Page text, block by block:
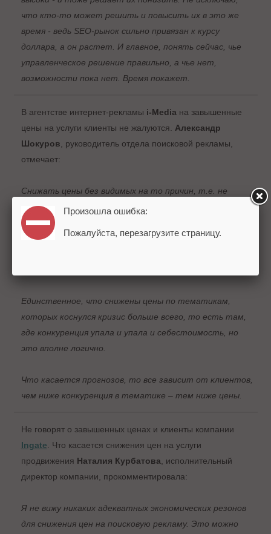
что кто-то может решить и повысить их в это же
время - ведь SEO-рынок сильно привязан к курсу
доллара, а он растет. И главное, понять сейчас, чье
управленческое решение правильно, а чье нет,
возможности пока нет. Время покажет.
В агентстве интернет-рекламы i-Media на завышенные
цены на услуги клиенты не жалуются. Александр
Шокуров , руководитель отдела поисковой рекламы,
отмечает:
Снижать цены без видимых на то причин, т.е. не
обеспечивая нужную рентабельность, мы не будем.
Правильно снижать цены, когда себестоимость услуги
упала. Когда себестоимость услуги на прежнем уровне
Единственное, что снижены цены по тематикам,
которых коснулся кризис больше всего, то есть там,
где конкуренция упала и упала и себестоимость, но
это вполне логично.
Что касается прогнозов, то все зависит от клиентов,
чем ниже конкуренция в тематике – тем ниже цены.
Не говорят о завышенных ценах и клиенты компании
Ingate . Что касается снижения цен на услуги
продвижения Наталия Курбатова , исполнительный
директор компании, прокомментировала:
Я не вижу никаких адекватных экономических резонов
для снижения цен на поисковую рекламу. Это можно
Произошла ошибка:
Пожалуйста, перезагрузите страницу.